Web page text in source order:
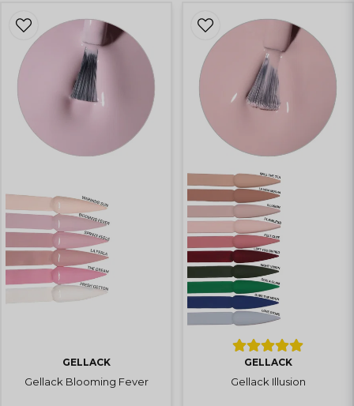
GELLACK
Gellack Blooming Fever
GELLACK
Gellack Illusion